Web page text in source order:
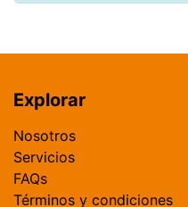
Explorar
​Nosotros​​
Servicios
FAQs
​Términos y condiciones